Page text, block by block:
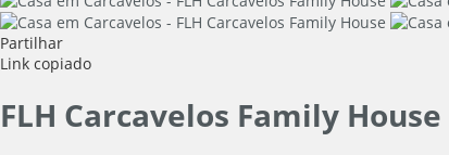
Partilhar
Link copiado
FLH Carcavelos Family House